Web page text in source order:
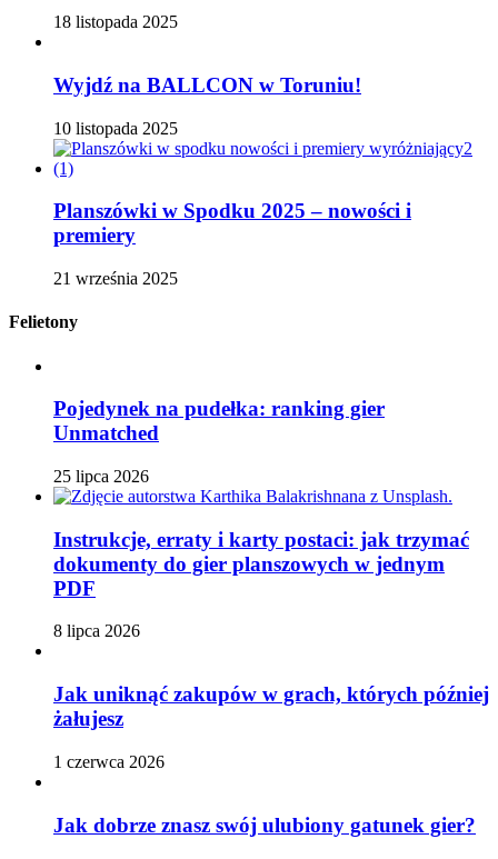
18 listopada 2025
Wyjdź na BALLCON w Toruniu!
10 listopada 2025
Planszówki w Spodku 2025 – nowości i
premiery
21 września 2025
Felietony
Pojedynek na pudełka: ranking gier
Unmatched
25 lipca 2026
Instrukcje, erraty i karty postaci: jak trzymać
dokumenty do gier planszowych w jednym
PDF
8 lipca 2026
Jak uniknąć zakupów w grach, których później
żałujesz
1 czerwca 2026
Jak dobrze znasz swój ulubiony gatunek gier?